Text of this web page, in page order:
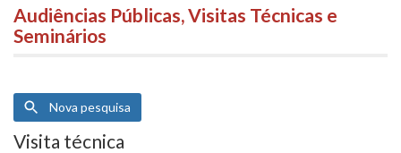
Audiências Públicas, Visitas Técnicas e
Seminários
Nova pesquisa
Visita técnica